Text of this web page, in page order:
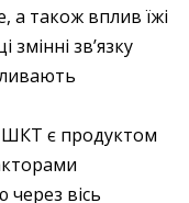
а також вплив їжі
зв’язку
є продуктом
через вісь